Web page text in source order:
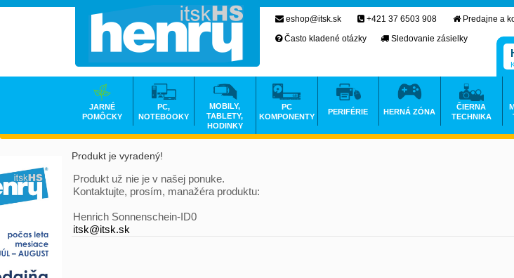
Produkt je vyradený!
Produkt už nie je v našej ponuke.
Kontaktujte, prosím, manažéra produktu:
Henrich Sonnenschein-ID0
itsk@itsk.sk
eshop@itsk.sk +421 37 6503 908
Predajne a
Často kladené otázky
Sledovanie zásielky
JARNÉ
POMÔCKY
PC,
NOTEBOOKY
MOBILY,
TABLETY,
HODINKY
PC
KOMPONENTY
PERIFÉRIE HERNÁ ZÓNA
ČIERNA
TECHNIKA